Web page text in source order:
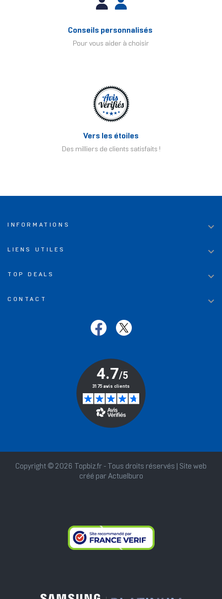
Conseils personnalisés
Pour vous aider à choisir
Vers les étoiles
Des milliers de clients satisfaits !
INFORMATIONS 
LIENS UTILES 
TOP DEALS 
CONTACT 
Copyright © 2026 Topbiz.fr - Tous droits réservés | Site web
créé par Actuelburo